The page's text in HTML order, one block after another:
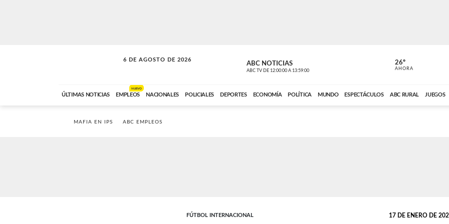
6 DE AGOSTO DE 2026
A DE LA TARDE ABC NOTICIAS
ABC TV DE 12:00:00 A 13:59:00 ABC CARDINAL
26º
AHORA
ÚLTIMAS NOTICIAS EMPLEOS
NUEVO
NACIONALES POLICIALES DEPORTES ECONOMÍA POLÍTICA MUNDO ESPECTÁCULOS ABC RURAL JUEGOS
MAFIA EN IPS ABC EMPLEOS
FÚTBOL INTERNACIONAL 17 DE ENERO DE